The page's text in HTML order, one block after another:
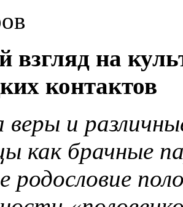
на
контактов
веры и
как брачные
родословие